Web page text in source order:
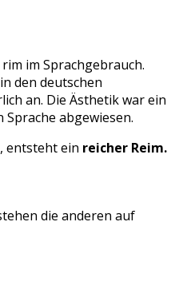
im Sprachgebrauch.
den deutschen
an. Die Ästhetik war ein
abgewiesen.
entsteht ein reicher Reim.
die anderen auf